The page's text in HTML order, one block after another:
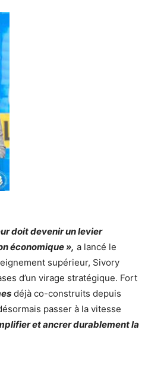
doit devenir un levier
économique », a lancé le
supérieur, Sivory
d’un virage stratégique. Fort
déjà co-construits depuis
passer à la vitesse
et ancrer durablement la